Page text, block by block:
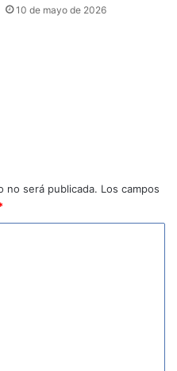
10 de mayo de 2026
no será publicada. Los campos